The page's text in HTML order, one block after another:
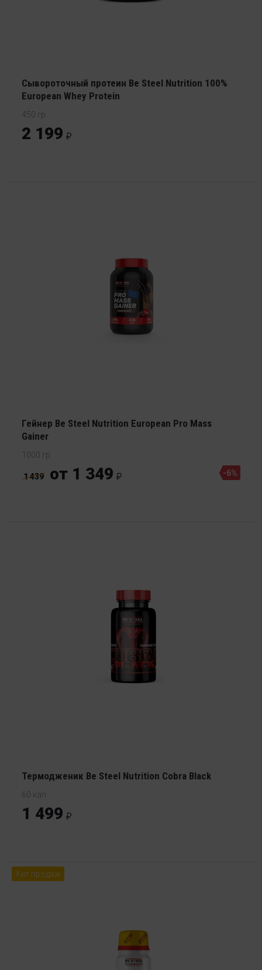
Сывороточный протеин Be Steel Nutrition 100%
European Whey Protein
450 гр
2 199
Гейнер Be Steel Nutrition European Pro Mass
Gainer
1000 гр
1 439 от 1 349 -6%
Термодженик Be Steel Nutrition Cobra Black
60 кап
1 499
Хит продаж